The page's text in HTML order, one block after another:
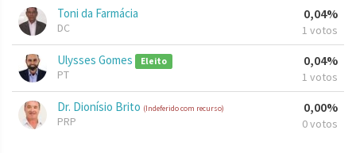
Toni da Farmácia
DC
0,04%
1 votos
Ulysses Gomes Eleito
PT
0,04%
1 votos
Dr. Dionísio Brito (Indeferido com recurso)
PRP
0,00%
0 votos